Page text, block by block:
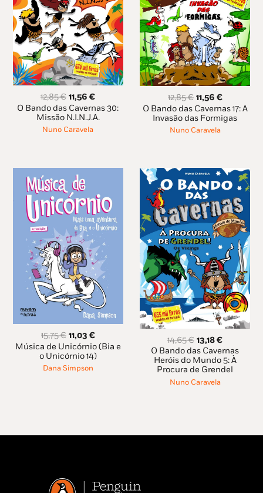
12,85€ O
preço
original
era:
11,56€O
preço
atual
O Bando das Cavernas 30:
Missão N.I.N.J.A.
Nuno Caravela
12,85€ O
preço
original
era:
11,56 €O
preço
atual
O Bando das Cavernas 17: A
Invasão das Formigas
Nuno Caravela
15,75€ O
preço
original
era:
11,03 €O
preço
atual
Música de Unicórnio (Bia e
o Unicórnio 14)
Dana Simpson
14,65€ O
preço
original
era:
14,65 €.
13,18€O
preço
atual
é:
O Bando das Cavernas
Heróis do Mundo 5: À
Procura de Grendel
Nuno Caravela